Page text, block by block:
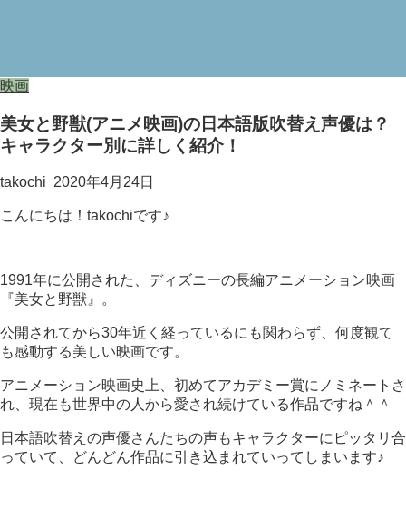
映画
美女と野獣(アニメ映画)の日本語版吹替え声優は？
キャラクター別に詳しく紹介！
takochi 2020年4月24日
こんにちは！takochiです♪
1991年に公開された、ディズニーの長編アニメーション映画
『美女と野獣』。
公開されてから30年近く経っているにも関わらず、何度観て
も感動する美しい映画です。
アニメーション映画史上、初めてアカデミー賞にノミネートさ
れ、現在も世界中の人から愛され続けている作品ですね＾＾
日本語吹替えの声優さんたちの声もキャラクターにピッタリ合
っていて、どんどん作品に引き込まれていってしまいます♪